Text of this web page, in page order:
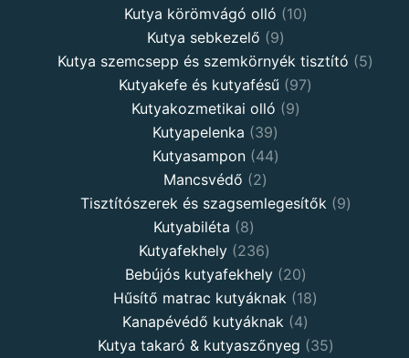
Kutya körömvágó olló
10
Kutya sebkezelő
9
Kutya szemcsepp és szemkörnyék tisztító
5
Kutyakefe és kutyafésű
97
Kutyakozmetikai olló
9
Kutyapelenka
39
Kutyasampon
44
Mancsvédő
2
Tisztítószerek és szagsemlegesítők
9
Kutyabiléta
8
Kutyafekhely
236
Bebújós kutyafekhely
20
Hűsítő matrac kutyáknak
18
Kanapévédő kutyáknak
4
Kutya takaró & kutyaszőnyeg
35